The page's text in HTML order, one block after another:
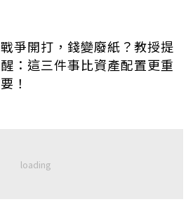
戰爭開打，錢變廢紙？教授提
醒：這三件事比資產配置更重
要！